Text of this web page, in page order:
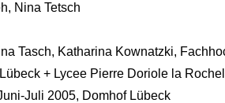
Nina Tetsch
Tasch, Katharina Kownatzki,
+ Lycee Pierre Doriole la
Juli 2005, Domhof Lübeck